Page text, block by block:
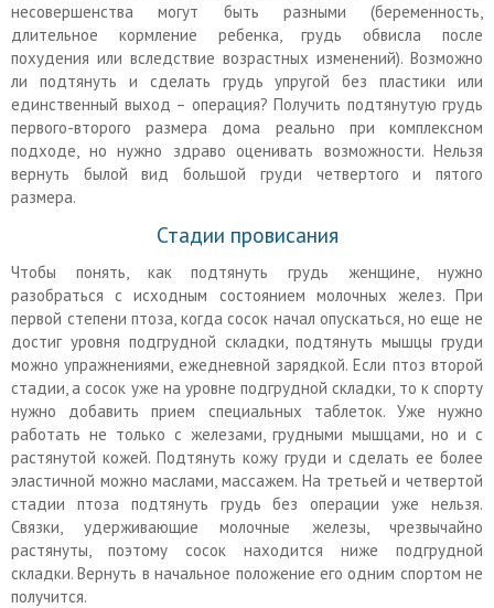
несовершенства могут быть разными (беременность,
длительное кормление ребенка, грудь обвисла после
похудения или вследствие возрастных изменений). Возможно
ли подтянуть и сделать грудь упругой без пластики или
единственный выход – операция? Получить подтянутую грудь
первого-второго размера дома реально при комплексном
подходе, но нужно здраво оценивать возможности. Нельзя
вернуть былой вид большой груди четвертого и пятого
размера.
Стадии провисания
Чтобы понять, как подтянуть грудь женщине, нужно
разобраться с исходным состоянием молочных желез. При
первой степени птоза, когда сосок начал опускаться, но еще не
достиг уровня подгрудной складки, подтянуть мышцы груди
можно упражнениями, ежедневной зарядкой. Если птоз второй
стадии, а сосок уже на уровне подгрудной складки, то к спорту
нужно добавить прием специальных таблеток. Уже нужно
работать не только с железами, грудными мышцами, но и с
растянутой кожей. Подтянуть кожу груди и сделать ее более
эластичной можно маслами, массажем. На третьей и четвертой
стадии птоза подтянуть грудь без операции уже нельзя.
Связки, удерживающие молочные железы, чрезвычайно
растянуты, поэтому сосок находится ниже подгрудной
складки. Вернуть в начальное положение его одним спортом не
получится.